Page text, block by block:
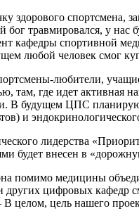
здорового
травмировался, у
кафедры спортивной
любой человек смог
любители,
там, где идет
В будущем ЦПС
и
лидерства
будет внесен в
помимо медицины
цифровых кафедр
цель нашего